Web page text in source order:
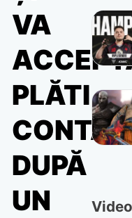
VA
PLĂTI
DUPĂ
UN
Video